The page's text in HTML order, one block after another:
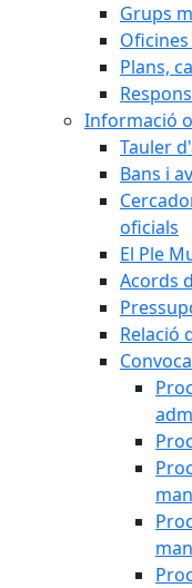
Grups
Plans,
Informació
Tauler
Bans i
oficials
El Ple
Acords
Relació